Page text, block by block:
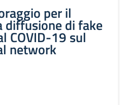
per il
diffusione di fake
COVID-19 sul
network